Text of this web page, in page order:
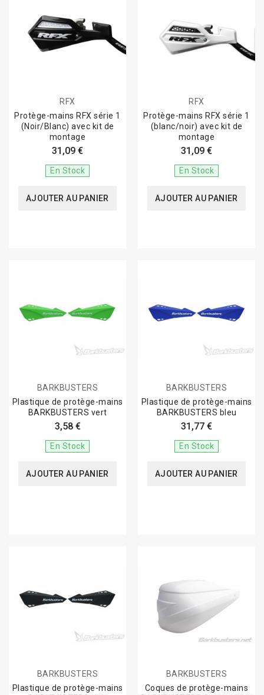
RFX
Protège-mains RFX série 1
(Noir/Blanc) avec kit de
montage
31,09 €
En Stock
AJOUTER AU PANIER
RFX
Protège-mains RFX série 1
(blanc/noir) avec kit de
montage
31,09 €
En Stock
AJOUTER AU PANIER
BARKBUSTERS
Plastique de protège-mains
BARKBUSTERS vert
3,58 €
En Stock
AJOUTER AU PANIER
BARKBUSTERS
Plastique de protège-mains
BARKBUSTERS bleu
31,77 €
En Stock
AJOUTER AU PANIER
BARKBUSTERS
Plastique de protège-mains
BARKBUSTERS
Coques de protège-mains